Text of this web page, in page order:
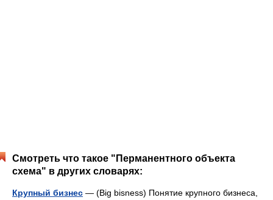
Смотреть что такое "Перманентного объекта
схема" в других словарях:
Крупный бизнес — (Big bisness) Понятие крупного бизнеса,